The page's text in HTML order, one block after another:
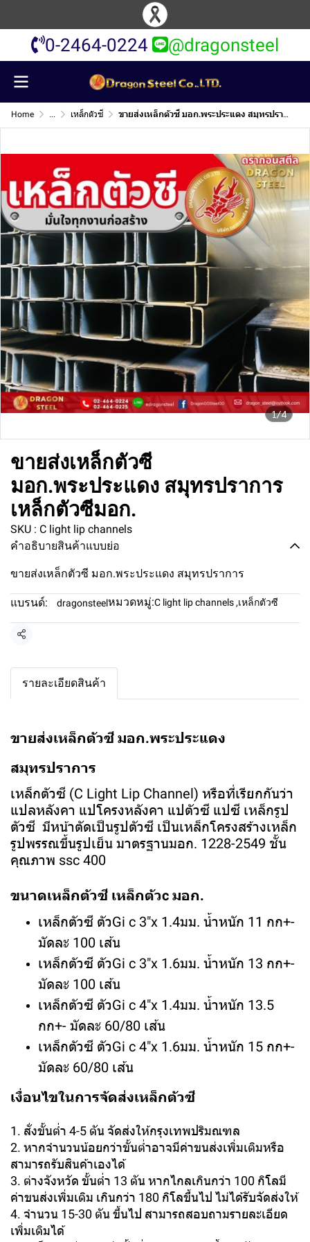
0-2464-0224 @dragonsteel
Home ... เหล็กตัวซี ขายส่งเหล็กตัวซี มอก.พระประแดง สมุทรปราการ เหล็กตัวซีมอก.
1/4
ขายส่งเหล็กตัวซี
มอก.พระประแดง สมุทรปราการ
เหล็กตัวซีมอก.
SKU : C light lip channels
คำอธิบายสินค้าแบบย่อ
ขายส่งเหล็กตัวซี มอก.พระประแดง สมุทรปราการ
แบรนด์: dragonsteelหมวดหมู่:C light lip channels ,เหล็กตัวซี
แชร์
รายละเอียดสินค้า
ขายส่งเหล็กตัวซี มอก.พระประแดง
สมุทรปราการ
เหล็กตัวซี (C Light Lip Channel) หรือที่เรียกกันว่า
แปลหลังคา แปโครงหลังคา แปตัวซี แปซี เหล็กรูป
ตัวซี มีหน้าตัดเป็นรูปตัวซี เป็นเหล็กโครงสร้างเหล็ก
รูปพรรณขึ้นรูปเย็น มาตรฐานมอก. 1228-2549 ชั้น
คุณภาพ ssc 400
ขนาดเหล็กตัวซี เหล็กตัวc มอก.
เหล็กตัวซี ตัวGi c 3"x 1.4มม. น้ำหนัก 11 กก+-
มัดละ 100 เส้น
เหล็กตัวซี ตัวGi c 3"x 1.6มม. น้ำหนัก 13 กก+-
มัดละ 100 เส้น
เหล็กตัวซี ตัวGi c 4"x 1.4มม. น้ำหนัก 13.5
กก+- มัดละ 60/80 เส้น
เหล็กตัวซี ตัวGi c 4"x 1.6มม. น้ำหนัก 15 กก+-
มัดละ 60/80 เส้น
เงื่อนไขในการจัดส่งเหล็กตัวซี
1. สั่งขั้นต่ำ 4-5 ตัน จัดส่งให้กรุงเทพปริมณฑล
2. หากจำนวนน้อยกว่าขั้นต่ำอาจมีค่าขนส่งเพิ่มเติมหรือ
สามารถรับสินค้าเองได้
3. ต่างจังหวัด ขั้นต่ำ 13 ตัน หากไกลเกินกว่า 100 กิโลมี
ค่าขนส่งเพิ่มเติม เกินกว่า 180 กิโลขึ้นไป ไม่ได้รับจัดส่งให้
4. จำนวน 15-30 ตัน ขึ้นไป สามารถสอบถามรายละเอียด
เพิ่มเติมได้